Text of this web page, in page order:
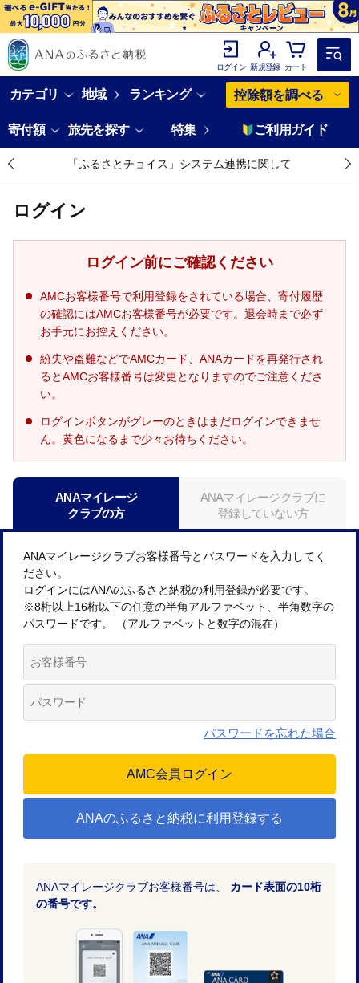
ログイン 新規登録 カート
カテゴリ 地域 ランキング 控除額を調べる
寄付額 旅先を探す 特集 ご利用ガイド
「ふるさとチョイス」システム連携に関して
ログイン
ログイン前にご確認ください
AMCお客様番号で利用登録をされている場合、寄付履歴
の確認にはAMCお客様番号が必要です。退会時まで必ず
お手元にお控えください。
紛失や盗難などでAMCカード、ANAカードを再発行され
るとAMCお客様番号は変更となりますのでご注意くださ
い。
ログインボタンがグレーのときはまだログインできませ
ん。黄色になるまで少々お待ちください。
ANAマイレージ
クラブの方
ANAマイレージクラブに
登録していない方
ANAマイレージクラブお客様番号とパスワードを入力してく
ださい。
ログインにはANAのふるさと納税の利用登録が必要です。
※8桁以上16桁以下の任意の半角アルファベット、半角数字の
パスワードです。 （アルファベットと数字の混在）
パスワードを忘れた場合
ANAのふるさと納税に利用登録する
ANAマイレージクラブお客様番号は、 カード表面の10桁
の番号です。